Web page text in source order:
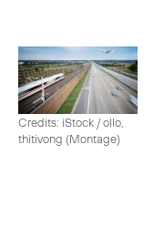
Credits: iStock / ollo,
thitivong (Montage)